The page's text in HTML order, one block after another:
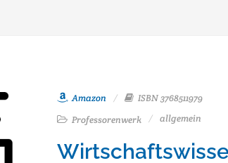
Amazon
ISBN 3768511979
Professorenwerk
allgemein